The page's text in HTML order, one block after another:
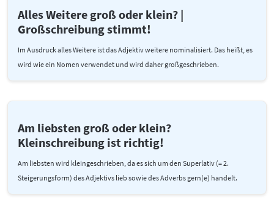
Alles Weitere groß oder klein? |
Großschreibung stimmt!
Im Ausdruck alles Weitere ist das Adjektiv weitere nominalisiert. Das heißt, es
wird wie ein Nomen verwendet und wird daher großgeschrieben.
Am liebsten groß oder klein?
Kleinschreibung ist richtig!
Am liebsten wird kleingeschrieben, da es sich um den Superlativ (= 2.
Steigerungsform) des Adjektivs lieb sowie des Adverbs gern(e) handelt.